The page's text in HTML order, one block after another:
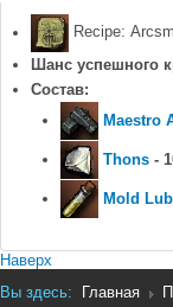
Recipe:
Шанс успешного
Состав:
Maestro
Thons -
Mold
Наверх
Вы здесь:
Главная